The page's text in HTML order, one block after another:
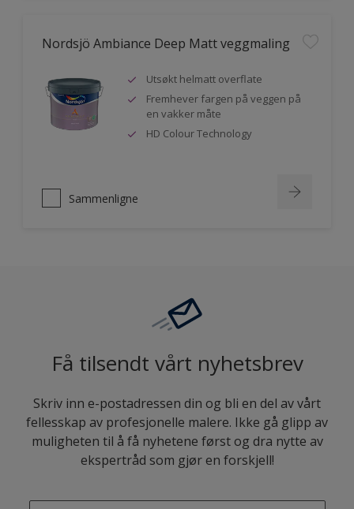
Nordsjö Ambiance Deep Matt veggmaling
Utsøkt helmatt overflate
Fremhever fargen på veggen på
en vakker måte
HD Colour Technology
Sammenligne
Få tilsendt vårt nyhetsbrev
Skriv inn e-postadressen din og bli en del av vårt
fellesskap av profesjonelle malere. Ikke gå glipp av
muligheten til å få nyhetene først og dra nytte av
ekspertråd som gjør en forskjell!